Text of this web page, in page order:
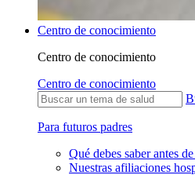
Centro de conocimiento
Centro de conocimiento
Centro de conocimiento
Para futuros padres
Qué debes saber antes
Nuestras afiliaciones